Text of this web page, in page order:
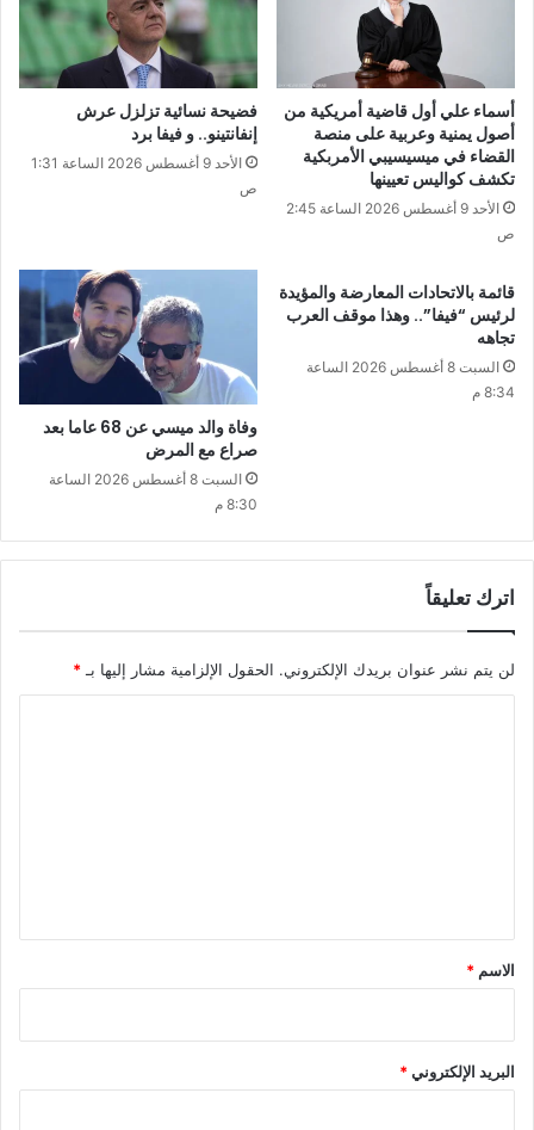
أسماء علي أول قاضية أمريكية من
أصول يمنية وعربية على منصة
القضاء في ميسيسيبي الأمربكية
تكشف كواليس تعيينها
الأحد 9 أغسطس 2026 الساعة 2:45
ص
فضيحة نسائية تزلزل عرش
إنفانتينو.. و فيفا برد
الأحد 9 أغسطس 2026 الساعة 1:31
ص
قائمة بالاتحادات المعارضة والمؤيدة
لرئيس “فيفا”.. وهذا موقف العرب
تجاهه
السبت 8 أغسطس 2026 الساعة
8:34 م
وفاة والد ميسي عن 68 عاما بعد
صراع مع المرض
السبت 8 أغسطس 2026 الساعة
8:30 م
اترك تعليقاً
لن يتم نشر عنوان بريدك الإلكتروني. الحقول الإلزامية مشار إليها بـ *
*
الاسم *
البريد الإلكتروني*